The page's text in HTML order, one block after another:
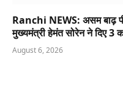
Ranchi NEWS: असम बाढ़
मुख्यमंत्री हेमंत सोरेन ने दिए 3
August 6, 2026